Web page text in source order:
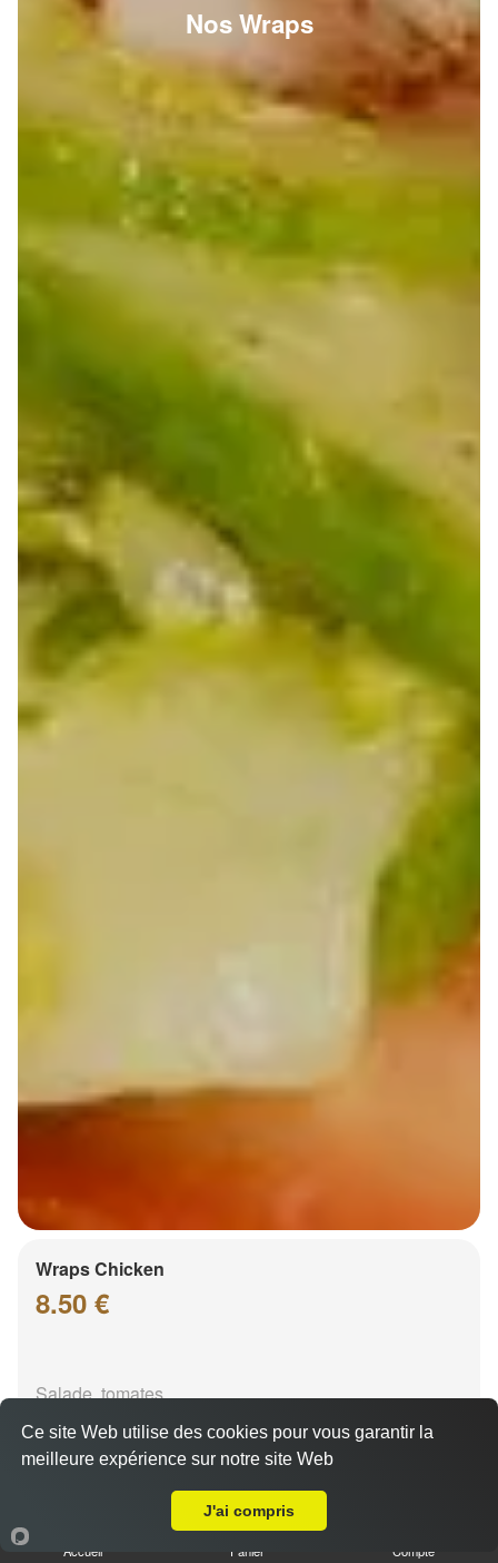
Nos Wraps
Wraps Chicken
8.50 €
Salade, tomates
Accueil Panier Compte
Ce site Web utilise des cookies pour vous garantir la
meilleure expérience sur notre site Web
J'ai compris